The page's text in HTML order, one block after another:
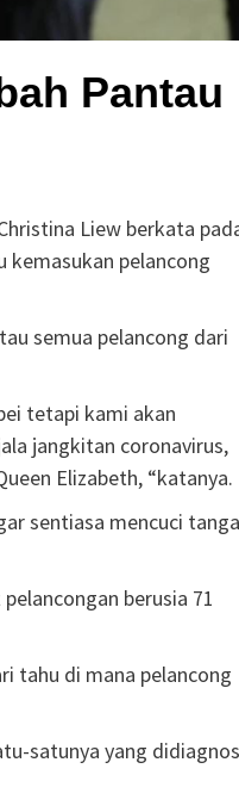
Pantau
Liew berkata
kemasukan pelancong
semua pelancong dari
tetapi kami akan
jangkitan coronavirus,
Elizabeth, “katanya.
sentiasa mencuci
berusia 71
tahu di mana pelancong
satunya yang